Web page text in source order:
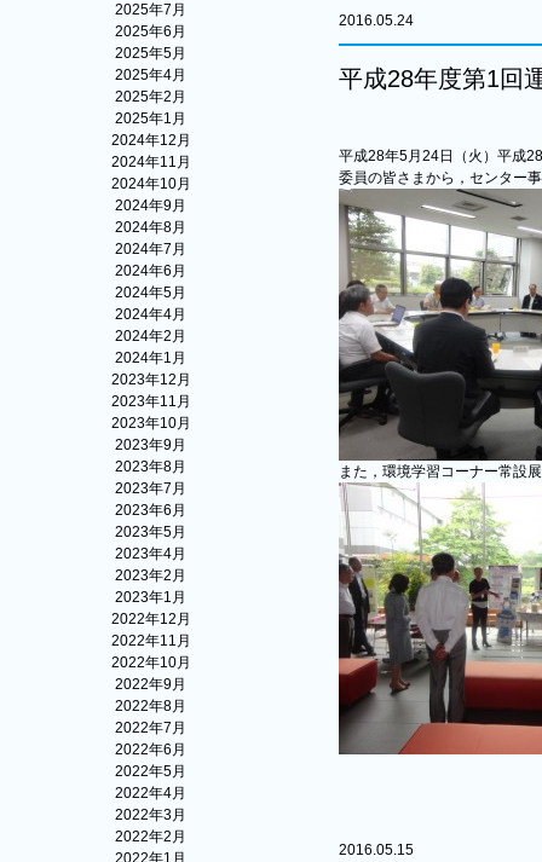
2025年7月
2025年6月
2025年5月
2025年4月
2025年2月
2025年1月
2024年12月
2024年11月
2024年10月
2024年9月
2024年8月
2024年7月
2024年6月
2024年5月
2024年4月
2024年2月
2024年1月
2023年12月
2023年11月
2023年10月
2023年9月
2023年8月
2023年7月
2023年6月
2023年5月
2023年4月
2023年2月
2023年1月
2022年12月
2022年11月
2022年10月
2022年9月
2022年8月
2022年7月
2022年6月
2022年5月
2022年4月
2022年3月
2022年2月
2022年1月
2016.05.24
平成28年度第1回
平成28年5月24日（火）平成
委員の皆さまから，センター
また，環境学習コーナー常設
2016.05.15